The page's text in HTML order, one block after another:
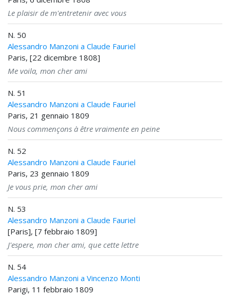
Le plaisir de m'entretenir avec vous
N. 50
Alessandro Manzoni a Claude Fauriel
Paris, [22 dicembre 1808]
Me voila, mon cher ami
N. 51
Alessandro Manzoni a Claude Fauriel
Paris, 21 gennaio 1809
Nous commençons à être vraimente en peine
N. 52
Alessandro Manzoni a Claude Fauriel
Paris, 23 gennaio 1809
Je vous prie, mon cher ami
N. 53
Alessandro Manzoni a Claude Fauriel
[Paris], [7 febbraio 1809]
J'espere, mon cher ami, que cette lettre
N. 54
Alessandro Manzoni a Vincenzo Monti
Parigi, 11 febbraio 1809